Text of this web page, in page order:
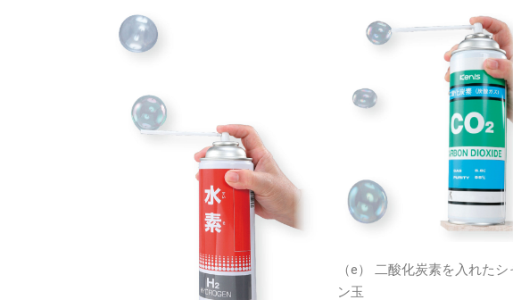
（e） 二酸化炭素を入れたシ
ン玉